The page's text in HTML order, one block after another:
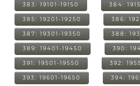
383: 19101-19150 384:
385: 19201-19250 386:
387: 19301-19350 388:
389: 19401-19450 390:
391: 19501-19550 392:
393: 19601-19650 394: